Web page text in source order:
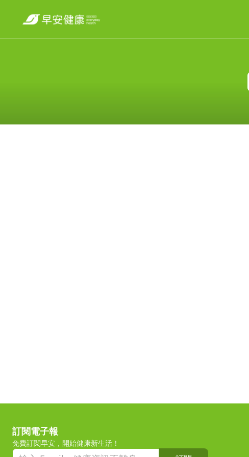
訂閱電子報
免費訂閱早安，開始健康新生活！